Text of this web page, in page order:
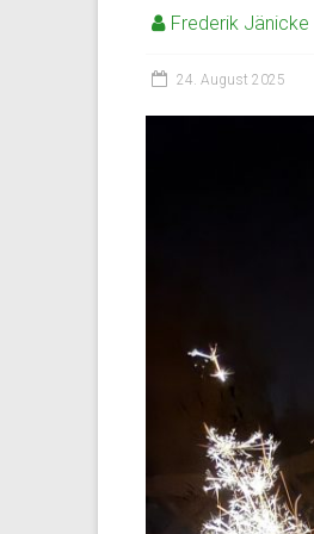
Frederik Jänicke
24. August 2025